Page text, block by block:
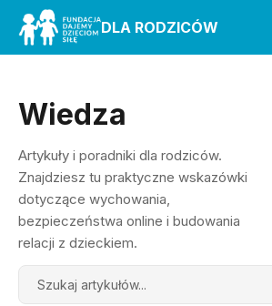
DLA RODZICÓW
Wiedza
Artykuły i poradniki dla rodziców.
Znajdziesz tu praktyczne wskazówki
dotyczące wychowania,
bezpieczeństwa online i budowania
relacji z dzieckiem.
Search